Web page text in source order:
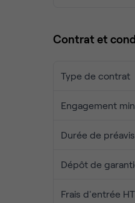
Contrat et
Type de contrat
Engagement
Durée de préavis
Dépôt de
Frais d'entrée HT